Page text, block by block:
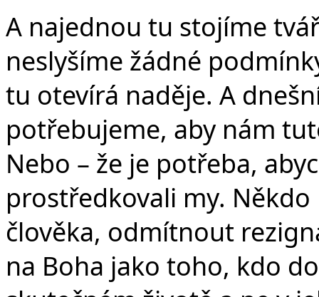
A najednou tu stojíme
neslyšíme žádné
tu otevírá naděje. A
potřebujeme, aby nám
Nebo – že je potřeba,
prostředkovali my.
člověka, odmítnout
na Boha jako toho, kdo